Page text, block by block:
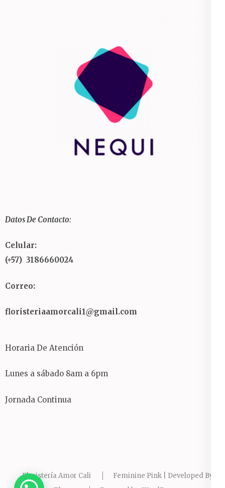
Datos De Contacto:
Celular:
(+57) 3186660024
Correo:
floristeriaamorcali1@gmail.com
Horaria De Atención
Lunes a sábado 8am a 6pm
Jornada Continua
Floristería Amor Cali
Feminine Pink | Developed By